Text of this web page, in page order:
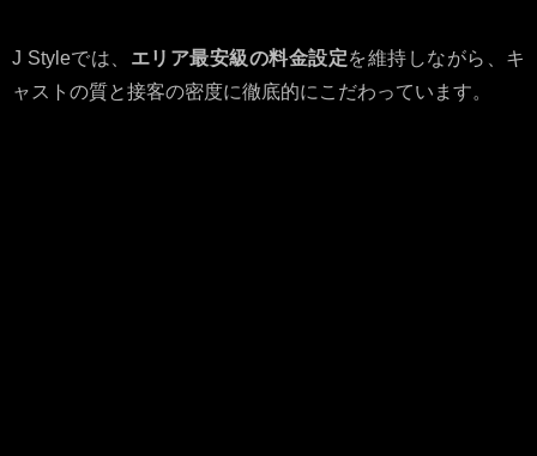
J Styleでは、 エリア最安級の料金設定を維持しながら、キ
ャストの質と接客の密度に徹底的にこだわっています。